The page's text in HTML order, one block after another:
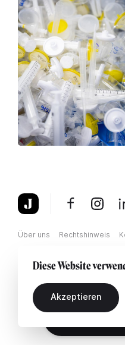
Über uns Rechtshinweis
Diese Website
Akzeptieren